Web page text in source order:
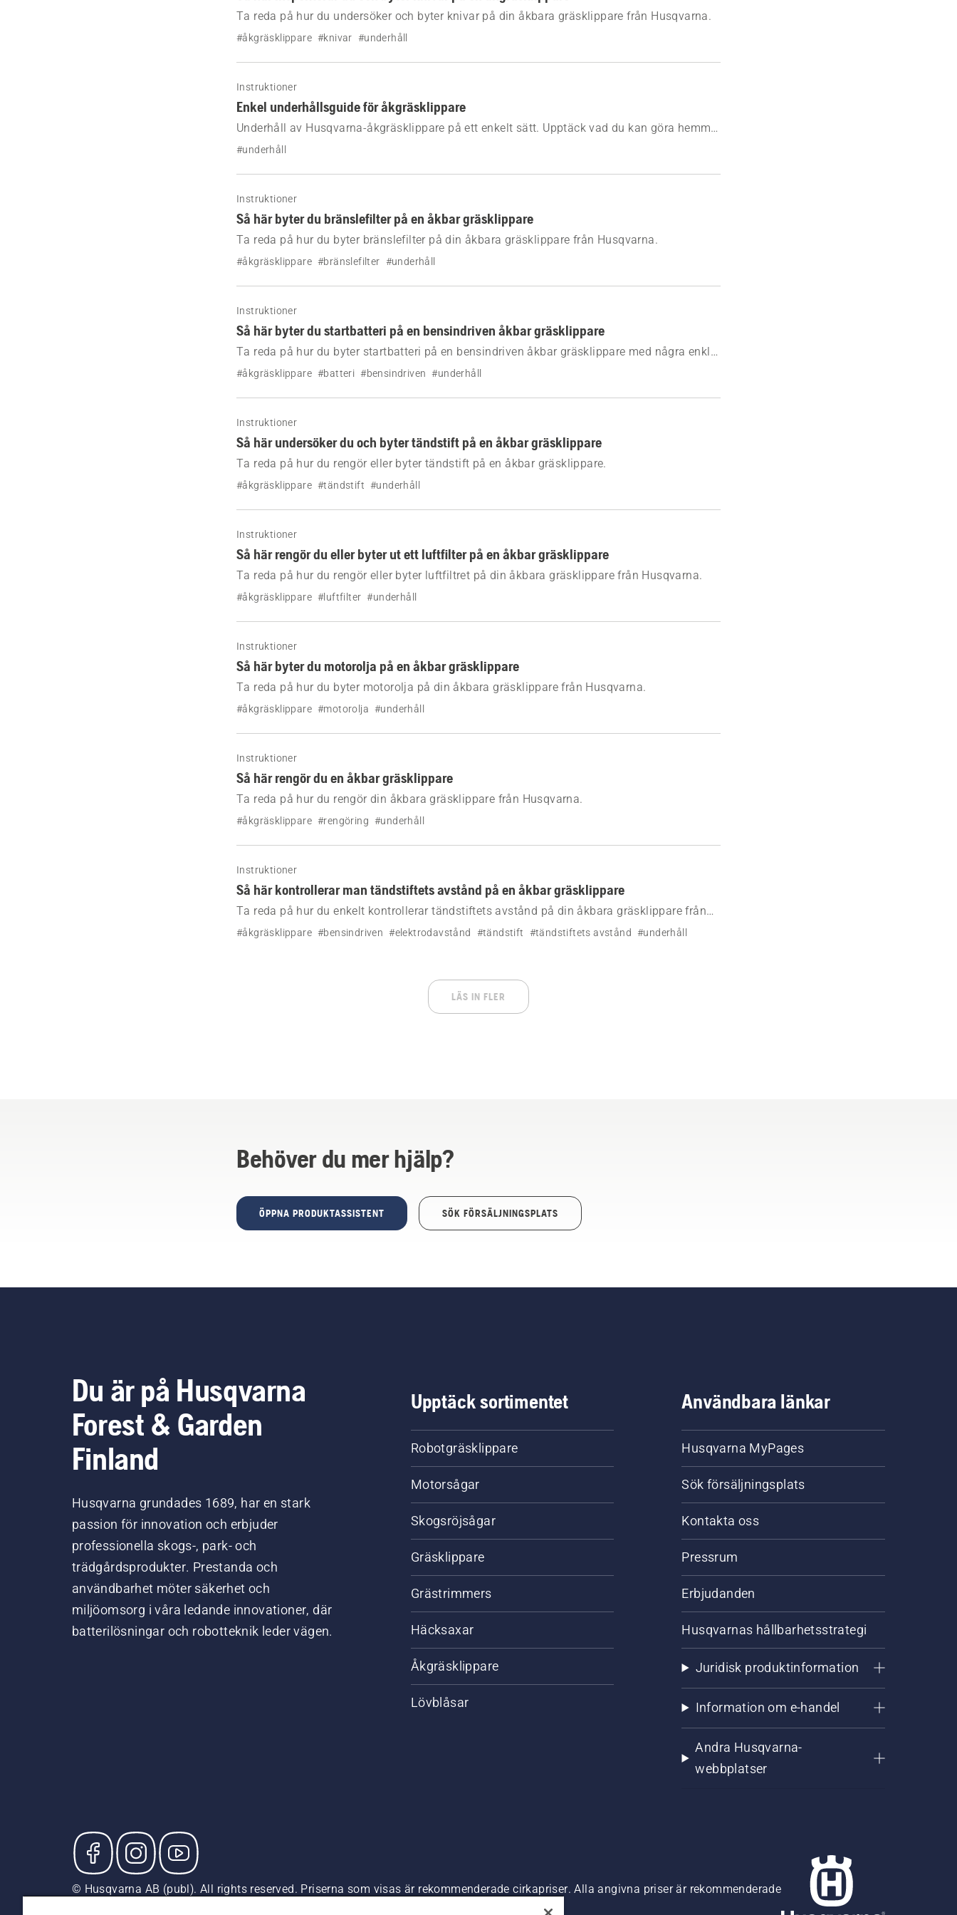
Ta reda på hur du undersöker och byter knivar på din åkbara gräsklippare från Husqvarna.
#åkgräsklippare #knivar #underhåll
Instruktioner
Enkel underhållsguide för åkgräsklippare
Underhåll av Husqvarna-åkgräsklippare på ett enkelt sätt. Upptäck vad du kan göra hemma
och när du ska kontakta din återförsäljare för att hålla klippprestandan på topp.
#underhåll
Instruktioner
Så här byter du bränslefilter på en åkbar gräsklippare
Ta reda på hur du byter bränslefilter på din åkbara gräsklippare från Husqvarna.
#åkgräsklippare #bränslefilter #underhåll
Instruktioner
Så här byter du startbatteri på en bensindriven åkbar gräsklippare
Ta reda på hur du byter startbatteri på en bensindriven åkbar gräsklippare med några enkla
steg.
#åkgräsklippare #batteri #bensindriven #underhåll
Instruktioner
Så här undersöker du och byter tändstift på en åkbar gräsklippare
Ta reda på hur du rengör eller byter tändstift på en åkbar gräsklippare.
#åkgräsklippare #tändstift #underhåll
Instruktioner
Så här rengör du eller byter ut ett luftfilter på en åkbar gräsklippare
Ta reda på hur du rengör eller byter luftfiltret på din åkbara gräsklippare från Husqvarna.
#åkgräsklippare #luftfilter #underhåll
Instruktioner
Så här byter du motorolja på en åkbar gräsklippare
Ta reda på hur du byter motorolja på din åkbara gräsklippare från Husqvarna.
#åkgräsklippare #motorolja #underhåll
Instruktioner
Så här rengör du en åkbar gräsklippare
Ta reda på hur du rengör din åkbara gräsklippare från Husqvarna.
#åkgräsklippare #rengöring #underhåll
Instruktioner
Så här kontrollerar man tändstiftets avstånd på en åkbar gräsklippare
Ta reda på hur du enkelt kontrollerar tändstiftets avstånd på din åkbara gräsklippare från
Husqvarna.
#åkgräsklippare #bensindriven #elektrodavstånd #tändstift #tändstiftets avstånd #underhåll
LÄS IN FLER
Behöver du mer hjälp?
ÖPPNA PRODUKTASSISTENT SÖK FÖRSÄLJNINGSPLATS
Du är på Husqvarna
Forest & Garden
Finland
Husqvarna grundades 1689, har en stark
passion för innovation och erbjuder
professionella skogs-, park- och
trädgårdsprodukter. Prestanda och
användbarhet möter säkerhet och
miljöomsorg i våra ledande innovationer, där
batterilösningar och robotteknik leder vägen.
Upptäck sortimentet
Robotgräsklippare
Motorsågar
Skogsröjsågar
Gräsklippare
Grästrimmers
Häcksaxar
Åkgräsklippare
Lövblåsar
Användbara länkar
Husqvarna MyPages
Sök försäljningsplats
Kontakta oss
Pressrum
Erbjudanden
Husqvarnas hållbarhetsstrategi
Juridisk produktinformation
Information om e-handel
Andra Husqvarna-
webbplatser
© Husqvarna AB (publ). All rights reserved. Priserna som visas är rekommenderade cirkapriser. Alla angivna priser är rekommenderade